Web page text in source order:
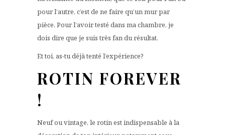
pour l’autre, c’est de ne faire qu’un mur par
pièce. Pour l’avoir testé dans ma chambre, je
dois dire que je suis très fan du résultat.
Et toi, as-tu déjà tenté l’expérience?
ROTIN FOREVER
!
Neuf ou vintage, le rotin est indispensable à la